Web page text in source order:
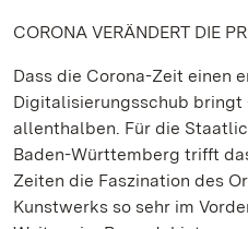
CORONA VERÄNDERT DIE
Dass die Corona-Zeit einen
Digitalisierungsschub bringt
allenthalben. Für die
Baden-Württemberg trifft
Zeiten die Faszination des
Kunstwerks so sehr im